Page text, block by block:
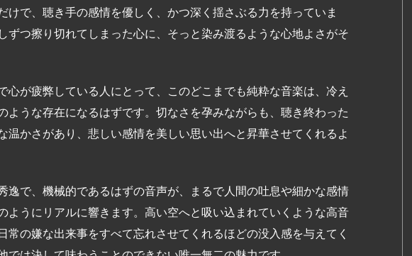
けで、聴き手の感情を優しく、かつ深く揺さぶる力を持っていま
ずつ擦り切れてしまった心に、そっと染み渡るような心地よさがそ
心が疲弊している人にとって、このどこまでも純粋な音楽は、冷え
ような存在になるはずです。切なさを孕みながらも、聴き終わった
温かさがあり、悲しい感情を美しい思い出へと昇華させてくれるよ
逸で、機械的であるはずの音声が、まるで人間の吐息や細かな感情
ようにリアルに響きます。高い空へと吸い込まれていくような高音
常の嫌な出来事をすべて忘れさせてくれるほどの没入感を与えてく